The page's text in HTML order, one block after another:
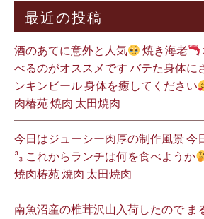
最近の投稿
酒のあてに意外と人気 焼き海老
べるのがオススメです バテた身体に
ンキンビール 身体を癒してください
肉椿苑 焼肉 太田焼肉
今日はジューシー肉厚の制作風景 今
³₃ これからランチは何を食べようか
焼肉椿苑 焼肉 太田焼肉
南魚沼産の椎茸沢山入荷したので ま